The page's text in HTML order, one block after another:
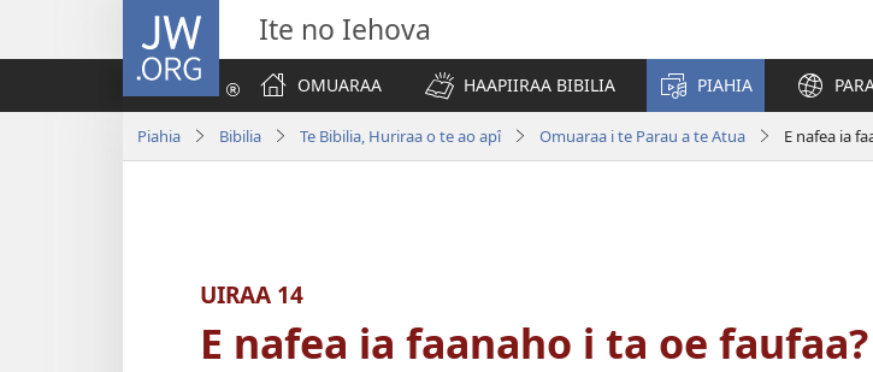
JW.ORG Ite no Iehova
OMUARAA
HAAPIIRAA BIBILIA PIAHIA
Piahia Bibilia Te Bibilia, Huriraa o te ao apî Omuaraa i te Parau a te Atua E nafea ia
UIRAA 14
E nafea ia faanaho i ta oe faufaa?